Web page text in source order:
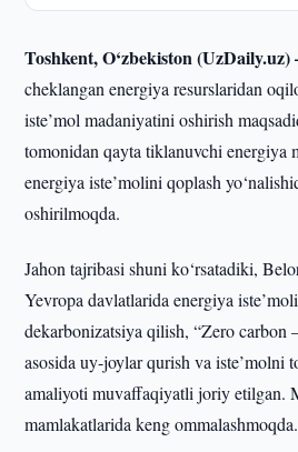
Toshkent, O‘zbekiston
cheklangan energiya resurslaridan
iste’mol madaniyatini oshirish
tomonidan qayta tiklanuvchi energiya
energiya iste’molini qoplash
oshirilmoqda.
Jahon tajribasi shuni ko‘rsatadiki,
Yevropa davlatlarida energiya
dekarbonizatsiya qilish, “Zero carbon
asosida uy-joylar qurish va iste’molni
amaliyoti muvaffaqiyatli joriy etilgan.
mamlakatlarida keng ommalashmoqda.